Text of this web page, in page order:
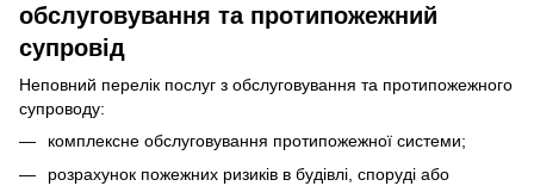
обслуговування та протипожежний
супровід
Неповний перелік послуг з обслуговування та протипожежного
супроводу:
комплексне обслуговування протипожежної системи;
розрахунок пожежних ризиків в будівлі, споруді або